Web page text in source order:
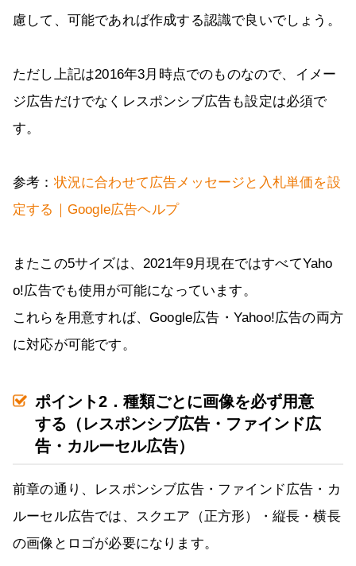
慮して、可能であれば作成する認識で良いでしょう。
ただし上記は2016年3月時点でのものなので、イメー
ジ広告だけでなくレスポンシブ広告も設定は必須で
す。
参考： 状況に合わせて広告メッセージと入札単価を設
定する｜Google広告ヘルプ
またこの5サイズは、2021年9月現在ではすべてYaho
o!広告でも使用が可能になっています。
これらを用意すれば、Google広告・Yahoo!広告の両方
に対応が可能です。
ポイント2．種類ごとに画像を必ず用意
する（レスポンシブ広告・ファインド広
告・カルーセル広告）
前章の通り、レスポンシブ広告・ファインド広告・カ
ルーセル広告では、スクエア（正方形）・縦長・横長
の画像とロゴが必要になります。